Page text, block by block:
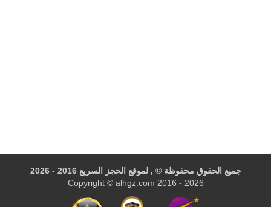
جميع الحقوق محفوظة © , لموقع الحجز السريع 2016 - 2026
Copyright © alhgz.com 2016 - 2026